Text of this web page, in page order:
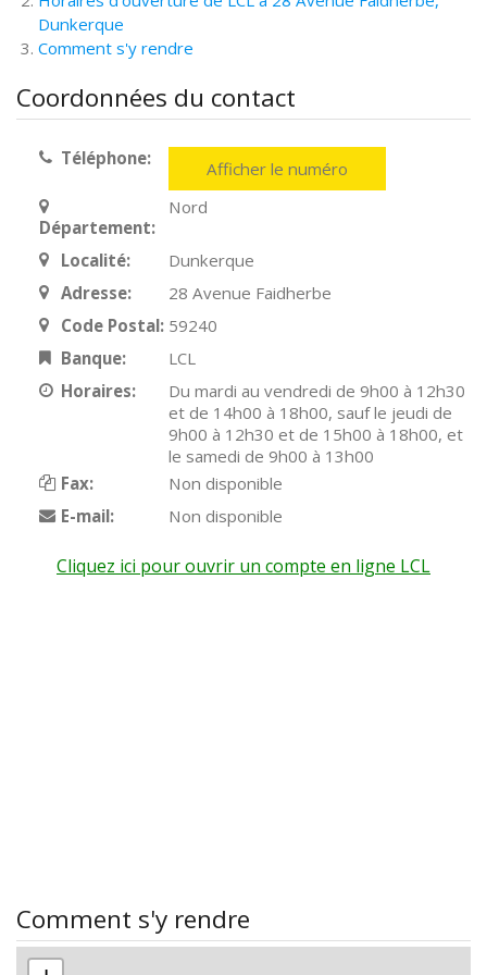
Dunkerque
Comment s'y rendre
Coordonnées du contact
Téléphone: Afficher le numéro
Département:
Nord
Localité:
Dunkerque
Adresse:
28 Avenue Faidherbe
Code Postal: 59240
Banque:
LCL
Horaires:
Du mardi au vendredi de 9h00 à 12h30
et de 14h00 à 18h00, sauf le jeudi de
9h00 à 12h30 et de 15h00 à 18h00, et
le samedi de 9h00 à 13h00
Fax:
Non disponible
E-mail:
Non disponible
Cliquez ici pour ouvrir un compte en ligne LCL
Comment s'y rendre